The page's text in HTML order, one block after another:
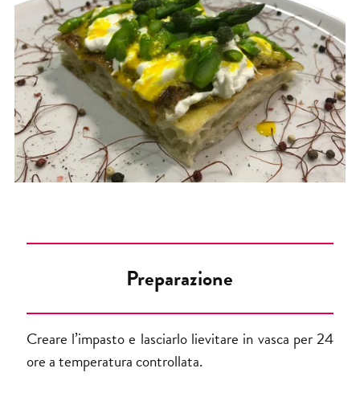
Preparazione
Creare l’impasto e lasciarlo lievitare in vasca per 24
ore a temperatura controllata.